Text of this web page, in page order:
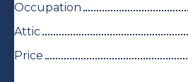
Occupation
Attic
Price